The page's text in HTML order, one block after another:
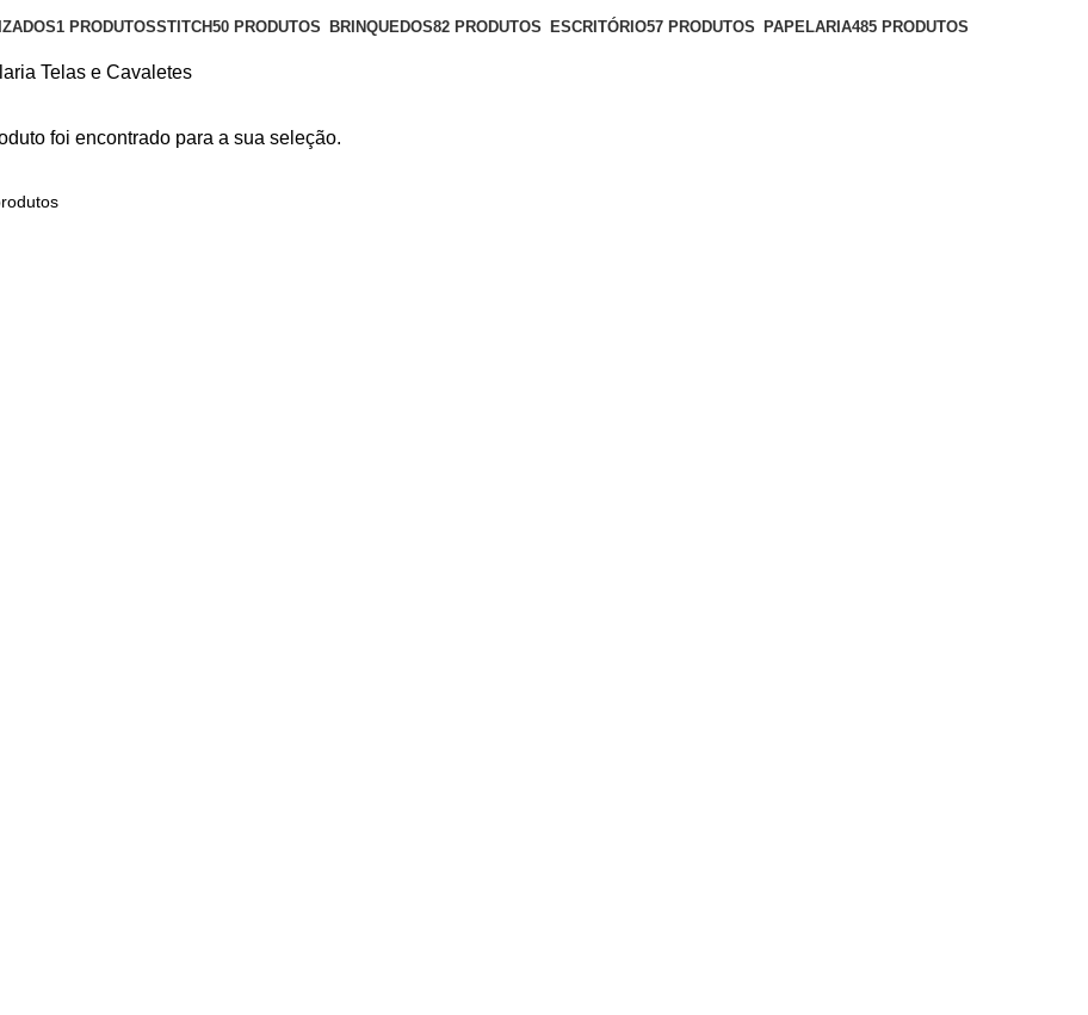
1 PRODUTOSSTITCH50 PRODUTOS BRINQUEDOS82 PRODUTOS ESCRITÓRIO57 PRODUTOS PAPELARIA485 PRODUTOS
Telas e Cavaletes
foi encontrado para a sua seleção.